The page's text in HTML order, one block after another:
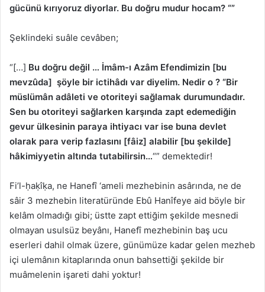
gücünü kırıyoruz diyorlar. Bu doğru mudur hocam? “”
Şeklindeki suâle cevâben;
“[…] Bu doğru değil … İmâm-ı Azâm Efendimizin [bu
mevzûda] şöyle bir ictihâdı var diyelim. Nedir o ? “Bir
müslümân adâleti ve otoriteyi sağlamak durumundadır.
Sen bu otoriteyi sağlarken karşında zapt edemediğin
gevur ülkesinin paraya ihtiyacı var ise buna devlet
olarak para verip fazlasını [fâiz] alabilir [bu şekilde]
hâkimiyyetin altında tutabilirsin…“” demektedir!
Fi’l-ḥaḳîḳa, ne Hanefî ‘ameli mezhebinin asârında, ne de
sâir 3 mezhebin literatüründe Ebû Hanîfeye aid böyle bir
kelâm olmadığı gibi; üstte zapt ettiğim şekilde mesnedi
olmayan usulsüz beyânı, Hanefî mezhebinin baş ucu
eserleri dahil olmak üzere, günümüze kadar gelen mezheb
içi ulemânın kitaplarında onun bahsettiği şekilde bir
muâmelenin işareti dahi yoktur!